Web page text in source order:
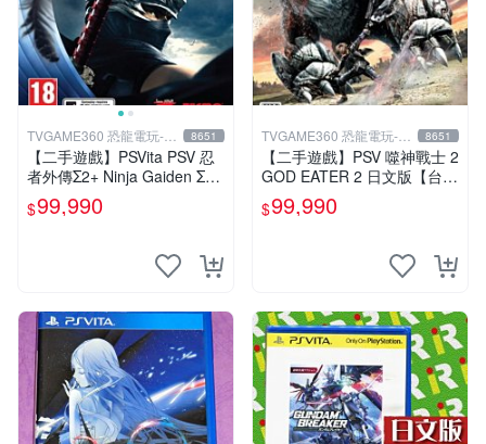
TVGAME360 恐龍電玩-台
中店
8651
【二手遊戲】PSVita PSV 忍
者外傳Σ2+ Ninja Gaiden Σ2
PLUS 中文版【台中恐龍電
玩】
$99,990
TVGAME360 恐龍電玩-台
中店
8651
【二手遊戲】PSV 噬神戰士 2
GOD EATER 2 日文版【台中
恐龍電玩】
$99,990